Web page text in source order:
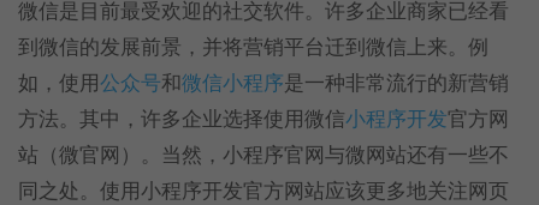
微信是目前最受欢迎的社交软件。许多企业商家已经看
到微信的发展前景，并将营销平台迁到微信上来。例
如，使用公众号和微信小程序是一种非常流行的新营销
方法。其中，许多企业选择使用微信小程序开发官方网
站（微官网）。当然，小程序官网与微网站还有一些不
同之处。使用小程序开发官方网站应该更多地关注网页